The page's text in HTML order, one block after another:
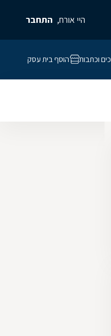
היי אורח, התחבר
וכתבות הוסף בית עסק